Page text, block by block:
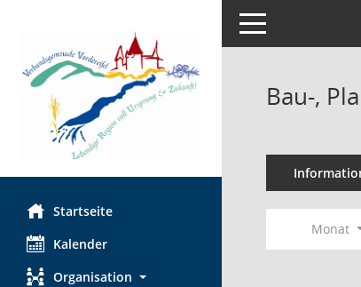
Startseite
Kalender
Organisation
Toggle navigation
Bau-,
Monat